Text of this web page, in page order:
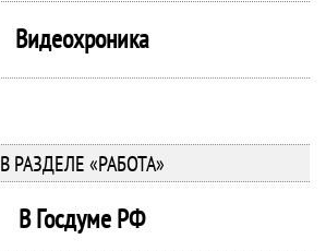
Видеохроника
В РАЗДЕЛЕ «РАБОТА»
В Госдуме РФ